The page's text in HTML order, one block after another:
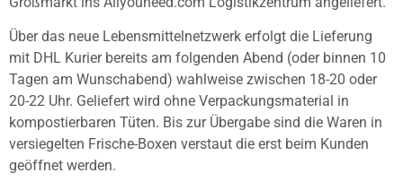
Über das neue Lebensmittelnetzwerk erfolgt die Lieferung
mit DHL Kurier bereits am folgenden Abend (oder binnen 10
Tagen am Wunschabend) wahlweise zwischen 18-20 oder
20-22 Uhr. Geliefert wird ohne Verpackungsmaterial in
kompostierbaren Tüten. Bis zur Übergabe sind die Waren in
versiegelten Frische-Boxen verstaut die erst beim Kunden
geöffnet werden.